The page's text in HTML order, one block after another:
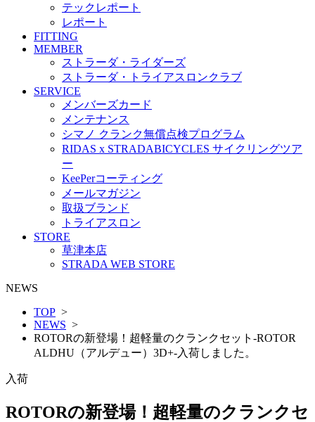
テックレポート
レポート
FITTING
MEMBER
ストラーダ・ライダーズ
ストラーダ・トライアスロンクラブ
SERVICE
メンバーズカード
メンテナンス
シマノ クランク無償点検プログラム
RIDAS x STRADABICYCLES サイクリングツア
ー
KeePerコーティング
メールマガジン
取扱ブランド
トライアスロン
STORE
草津本店
STRADA WEB STORE
NEWS
TOP >
NEWS >
ROTORの新登場！超軽量のクランクセット-ROTOR
ALDHU（アルデュー）3D+-入荷しました。
入荷
ROTORの新登場！超軽量のクランクセ